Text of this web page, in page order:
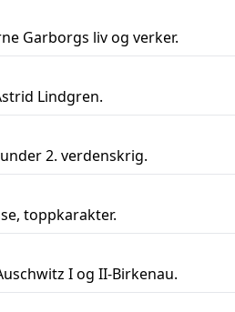
Garborgs liv og verker.
Lindgren.
2. verdenskrig.
toppkarakter.
I og II-Birkenau.